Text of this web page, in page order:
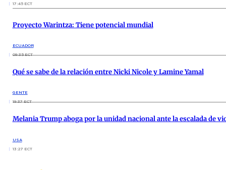
17:45 ECT
Proyecto Warintza: Tiene potencial mundial
ECUADOR
09:35 ECT
Qué se sabe de la relación entre Nicki Nicole y Lamine Yamal
GENTE
19:37 ECT
Melania Trump aboga por la unidad nacional ante la escalada de
USA
13:27 ECT